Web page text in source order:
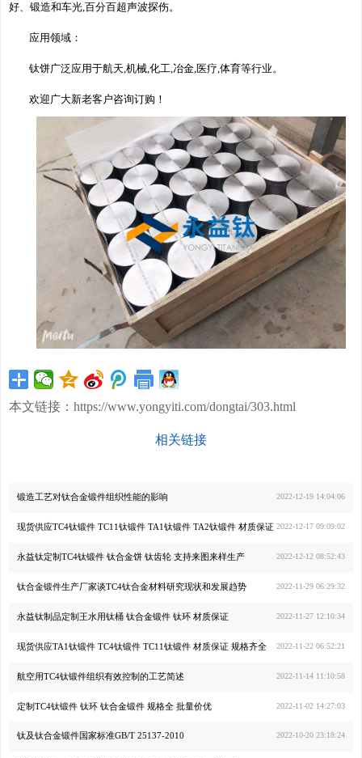
好、锻造和车光,百分百超声波探伤。
应用领域：
钛饼广泛应用于航天,机械,化工,冶金,医疗,体育等行业。
欢迎广大新老客户咨询订购！
本文链接： https://www.yongyiti.com/dongtai/303.html
相关链接
2022-12-19 14:04:06
锻造工艺对钛合金锻件组织性能的影响
2022-12-17 09:09:02
现货供应TC4钛锻件 TC11钛锻件 TA1钛锻件 TA2钛锻件 材质保证
2022-12-12 08:52:43
永益钛定制TC4钛锻件 钛合金饼 钛齿轮 支持来图来样生产
2022-11-29 06:29:32
钛合金锻件生产厂家谈TC4钛合金材料研究现状和发展趋势
2022-11-27 12:10:34
永益钛制品定制王水用钛桶 钛合金锻件 钛环 材质保证
2022-11-22 06:52:21
现货供应TA1钛锻件 TC4钛锻件 TC11钛锻件 材质保证 规格齐全
2022-11-14 11:10:58
航空用TC4钛锻件组织有效控制的工艺简述
2022-11-02 14:27:03
定制TC4钛锻件 钛环 钛合金锻件 规格全 批量价优
2022-10-20 23:18:24
钛及钛合金锻件国家标准GB/T 25137-2010